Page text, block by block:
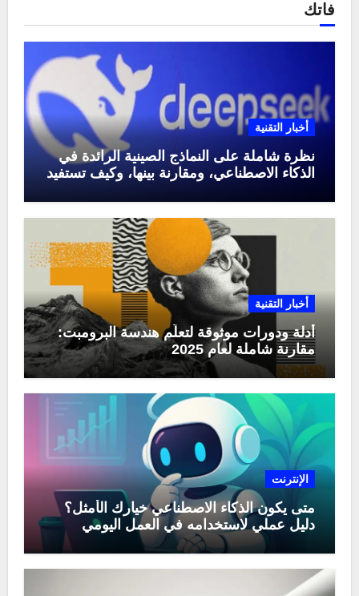
فاتك
أخبار التقنية
نظرة شاملة على النماذج الصينية الرائدة في
الذكاء الاصطناعي، ومقارنة بينها، وكيف تستفيد
أخبار التقنية
أدلة ودورات موثوقة لتعلّم هندسة البرومبت:
مقارنة شاملة لعام 2025
الإنترنت
متى يكون الذكاء الاصطناعي خيارك الأمثل؟
دليل عملي لاستخدامه في العمل اليومي